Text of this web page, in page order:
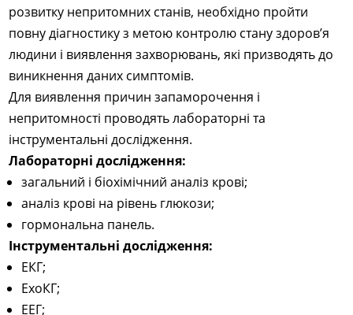
розвитку непритомних станів, необхідно пройти
повну діагностику з метою контролю стану здоров’я
людини і виявлення захворювань, які призводять до
виникнення даних симптомів.
Для виявлення причин запаморочення і
непритомності проводять лабораторні та
інструментальні дослідження.
Лабораторні дослідження:
загальний і біохімічний аналіз крові;
аналіз крові на рівень глюкози;
гормональна панель.
Інструментальні дослідження:
ЕКГ;
ЕхоКГ;
ЕЕГ;